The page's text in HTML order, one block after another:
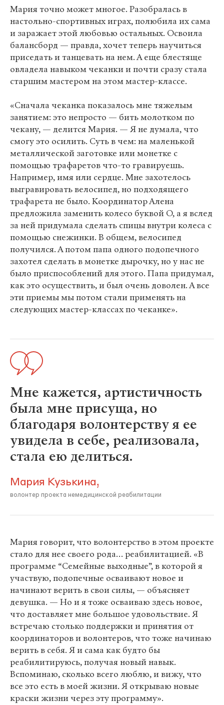
Мария точно может многое. Разобралась в
настольно-спортивных играх, полюбила их сама
и заражает этой любовью остальных. Освоила
балансборд — правда, хочет теперь научиться
приседать и танцевать на нем. А еще блестяще
овладела навыком чеканки и почти сразу стала
старшим мастером на этом мастер-классе.
«Сначала чеканка показалось мне тяжелым
занятием: это непросто — бить молотком по
чекану, — делится Мария. — Я не думала, что
смогу это осилить. Суть в чем: на маленькой
металлической заготовке или монетке с
помощью трафаретов что-то гравируешь.
Например, имя или сердце. Мне захотелось
выгравировать велосипед, но подходящего
трафарета не было. Координатор Алена
предложила заменить колесо буквой О, а я вслед
за ней придумала сделать спицы внутри колеса с
помощью снежинки. В общем, велосипед
получился. А потом папа одного подопечного
захотел сделать в монетке дырочку, но у нас не
было приспособлений для этого. Папа придумал,
как это осуществить, и был очень доволен. А все
эти приемы мы потом стали применять на
следующих мастер-классах по чеканке».
Мне кажется, артистичность
была мне присуща, но
благодаря волонтерству я ее
увидела в себе, реализовала,
стала ею делиться.
Мария Кузькина,
волонтер проекта немедицинской реабилитации
Мария говорит, что волонтерство в этом проекте
стало для нее своего рода… реабилитацией. «В
программе “Семейные выходные”, в которой я
участвую, подопечные осваивают новое и
начинают верить в свои силы, — объясняет
девушка. — Но и я тоже осваиваю здесь новое,
что доставляет мне большое удовольствие. Я
встречаю столько поддержки и принятия от
координаторов и волонтеров, что тоже начинаю
верить в себя. Я и сама как будто бы
реабилитируюсь, получая новый навык.
Вспоминаю, сколько всего люблю, и вижу, что
все это есть в моей жизни. Я открываю новые
краски жизни через эту программу».